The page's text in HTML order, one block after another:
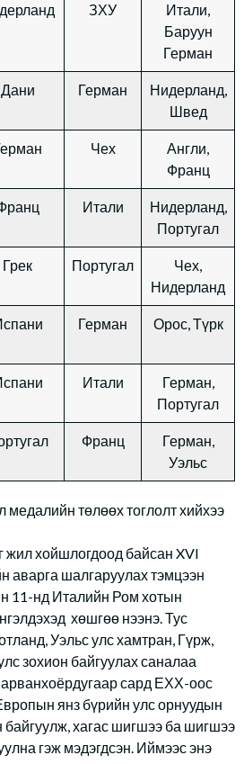
ЗХУ
Итали,
Баруун
Герман
Дани Герман
Нидерланд,
Швед
Чех
Англи,
Франц
Итали
Нидерланд,
Португал
Грек Португал
Чех,
Нидерланд
Герман Орос, Түрк
Итали
Герман,
Португал
Франц
Герман,
Уэльс
медалийн төлөөх тоглолт хийхээ
жил хойшлогдоод байсан XVI
аварга шалгаруулах тэмцээн
11-нд Италийн Ром хотын
хөшгөө нээнэ. Тус
Уэльс улс хамтран, Гүрж,
зохион байгуулах саналаа
сард ЕХХ-оос
янз бүрийн улс орнуудын
байгуулж, хагас шигшээ ба шигшээ
гэж мэдэгдсэн. Иймээс энэ